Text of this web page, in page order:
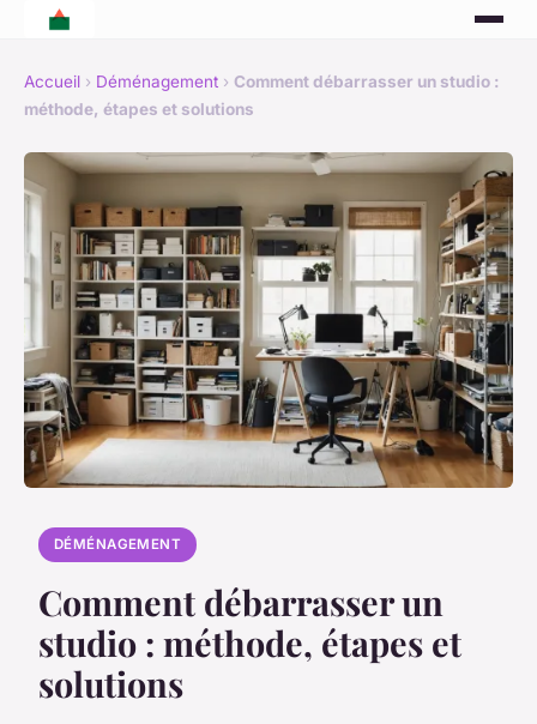
Accueil › Déménagement › Comment débarrasser un studio :
méthode, étapes et solutions
DÉMÉNAGEMENT
Comment débarrasser un
studio : méthode, étapes et
solutions